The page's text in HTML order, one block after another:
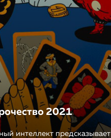
2021
интеллект предсказывает